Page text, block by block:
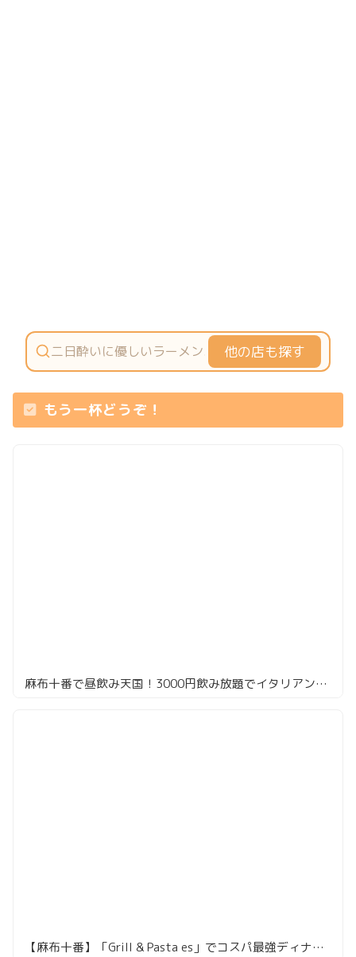
他の店も探す
もう一杯どうぞ！
麻布十番で昼飲み天国！3000円飲み放題でイタリアンとタンドリーを堪能
【麻布十番】「Grill & Pasta es」でコスパ最強ディナー！3時間飲み放題付きコースで黒毛和牛グリルも